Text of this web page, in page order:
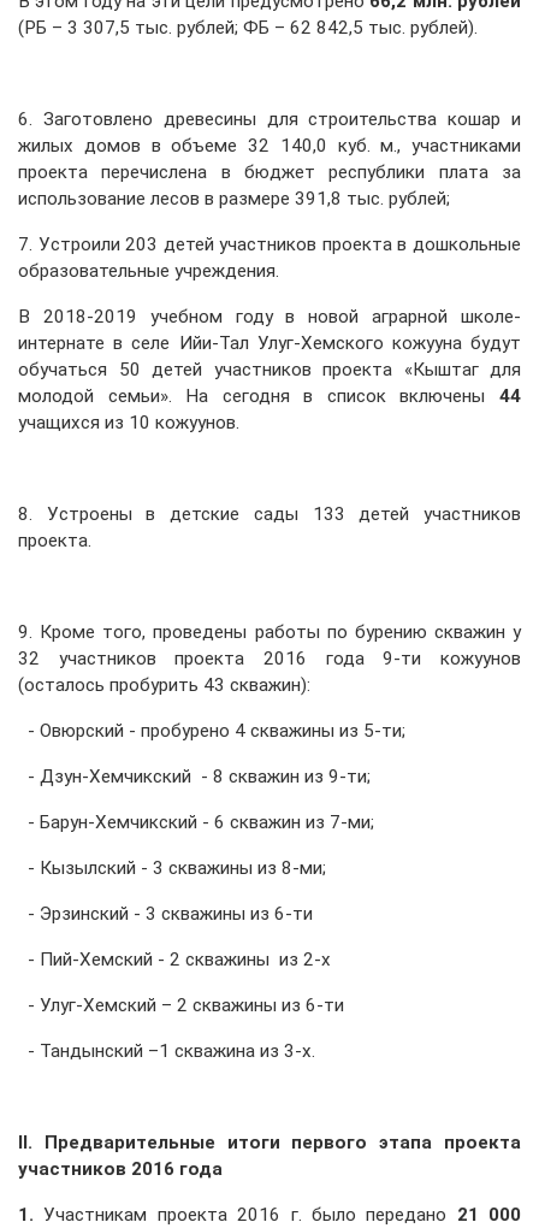
(РБ – 3 307,5 тыс. рублей; ФБ – 62 842,5 тыс. рублей).
6. Заготовлено древесины для строительства кошар и
жилых домов в объеме 32 140,0 куб. м., участниками
проекта перечислена в бюджет республики плата за
использование лесов в размере 391,8 тыс. рублей;
7. Устроили 203 детей участников проекта в дошкольные
образовательные учреждения.
В 2018-2019 учебном году в новой аграрной школе-
интернате в селе Ийи-Тал Улуг-Хемского кожууна будут
обучаться 50 детей участников проекта «Кыштаг для
молодой семьи». На сегодня в список включены 44
учащихся из 10 кожуунов.
8. Устроены в детские сады 133 детей участников
проекта.
9. Кроме того, проведены работы по бурению скважин у
32 участников проекта 2016 года 9-ти кожуунов
(осталось пробурить 43 скважин):
- Овюрский - пробурено 4 скважины из 5-ти;
- Дзун-Хемчикский - 8 скважин из 9-ти;
- Барун-Хемчикский - 6 скважин из 7-ми;
- Кызылский - 3 скважины из 8-ми;
- Эрзинский - 3 скважины из 6-ти
- Пий-Хемский - 2 скважины из 2-х
- Улуг-Хемский – 2 скважины из 6-ти
- Тандынский –1 скважина из 3-х.
II. Предварительные итоги первого этапа проекта
участников 2016 года
1. Участникам проекта 2016 г. было передано 21 000